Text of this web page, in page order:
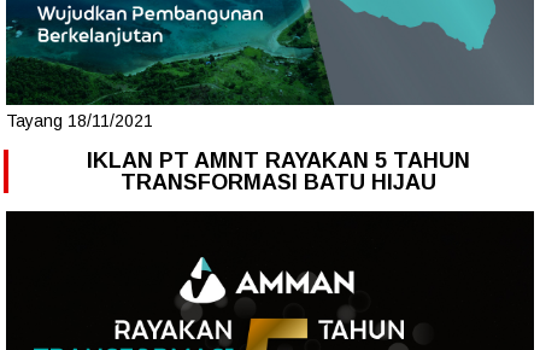
Tayang 18/11/2021
IKLAN PT AMNT RAYAKAN 5 TAHUN
TRANSFORMASI BATU HIJAU